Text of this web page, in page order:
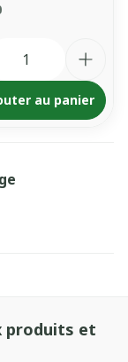
au panier
la
produits et